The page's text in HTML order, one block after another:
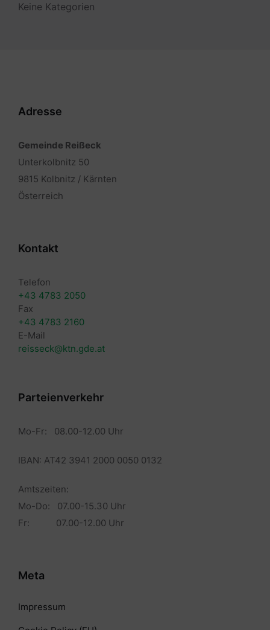
Keine Kategorien
Adresse
Gemeinde Reißeck
Unterkolbnitz 50
9815 Kolbnitz / Kärnten
Österreich
Kontakt
Telefon
+43 4783 2050
Fax
+43 4783 2160
E-Mail
reisseck@ktn.gde.at
Parteienverkehr
Mo-Fr: 08.00-12.00 Uhr
IBAN: AT42 3941 2000 0050 0132
Amtszeiten:
Mo-Do: 07.00-15.30 Uhr
Fr: 07.00-12.00 Uhr
Meta
Impressum